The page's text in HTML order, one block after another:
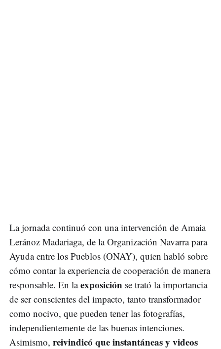
La jornada continuó con una intervención de Amaia
Leránoz Madariaga, de la Organización Navarra para
Ayuda entre los Pueblos (ONAY), quien habló sobre
cómo contar la experiencia de cooperación de manera
responsable. En laexposición se trató la importancia
de ser conscientes del impacto, tanto transformador
como nocivo, que pueden tener las fotografías,
independientemente de las buenas intenciones.
Asimismo, reivindicó que instantáneas y videos